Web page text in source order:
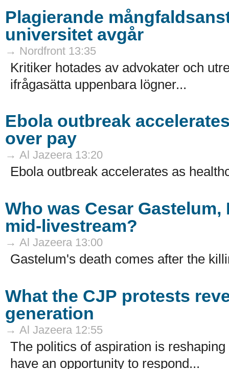
Plagierande
universitet avgår
→ Nordfront 13:35
Kritiker hotades av advokater och
ifrågasätta uppenbara lögner...
Ebola outbreak
over pay
→ Al Jazeera 13:20
Ebola outbreak accelerates as
Who was Cesar
mid-livestream?
→ Al Jazeera 13:00
Gastelum's death comes after the
What the CJP protests
generation
→ Al Jazeera 12:55
The politics of aspiration is
have an opportunity to respond...